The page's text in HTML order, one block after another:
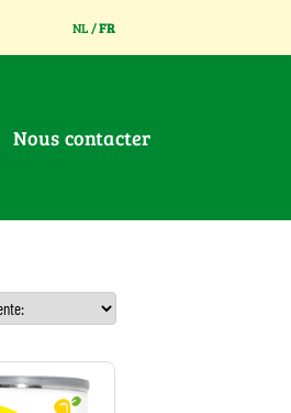
NL /FR
Nous contacter